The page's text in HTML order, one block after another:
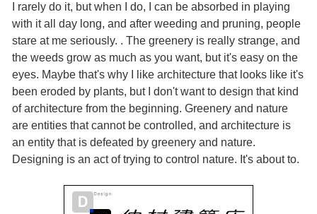
I rarely do it, but when I do, I can be absorbed in playing
with it all day long, and after weeding and pruning, people
stare at me seriously. . The greenery is really strange, and
the weeds grow as much as you want, but it's easy on the
eyes. Maybe that's why I like architecture that looks like it's
been eroded by plants, but I don't want to design that kind
of architecture from the beginning. Greenery and nature
are entities that cannot be controlled, and architecture is
an entity that is defeated by greenery and nature.
Designing is an act of trying to control nature. It's about to.